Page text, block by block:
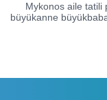
Mykonos aile tatili
büyükanne